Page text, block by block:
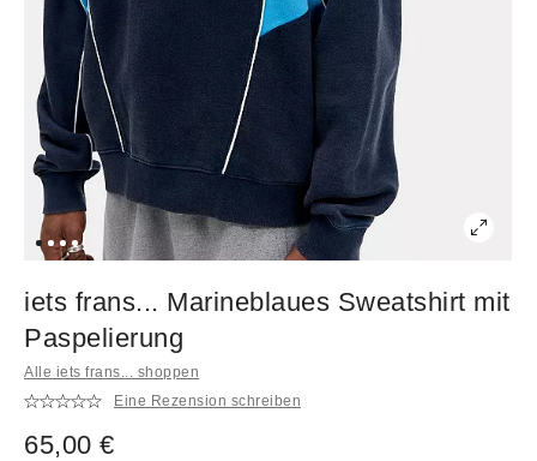
iets frans... Marineblaues Sweatshirt mit
Paspelierung
Alle iets frans... shoppen
Eine Rezension schreiben
65,00 €